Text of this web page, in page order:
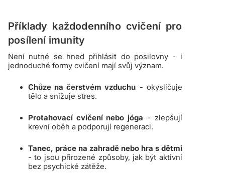
Příklady každodenního cvičení pro
posílení imunity
Není nutné se hned přihlásit do posilovny - i
jednoduché formy cvičení mají svůj význam.
Chůze na čerstvém vzduchu - okysličuje
tělo a snižuje stres.
Protahovací cvičení nebo jóga - zlepšují
krevní oběh a podporují regeneraci.
Tanec, práce na zahradě nebo hra s dětmi
- to jsou přirozené způsoby, jak být aktivní
bez psychické zátěže.